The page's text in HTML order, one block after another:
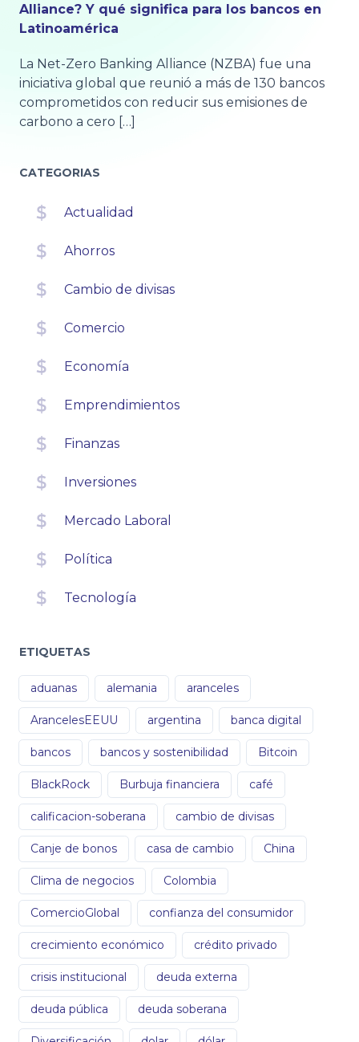
Alliance? Y qué significa para los bancos en
Latinoamérica
La Net-Zero Banking Alliance (NZBA) fue una
iniciativa global que reunió a más de 130 bancos
comprometidos con reducir sus emisiones de
carbono a cero […]
CATEGORIAS
Actualidad
Ahorros
Cambio de divisas
Comercio
Economía
Emprendimientos
Finanzas
Inversiones
Mercado Laboral
Política
Tecnología
ETIQUETAS
aduanas alemania aranceles
ArancelesEEUU argentina banca digital
bancos bancos y sostenibilidad Bitcoin
BlackRock Burbuja financiera café
calificacion-soberana cambio de divisas
Canje de bonos casa de cambio China
Clima de negocios Colombia
ComercioGlobal confianza del consumidor
crecimiento económico crédito privado
crisis institucional deuda externa
deuda pública deuda soberana